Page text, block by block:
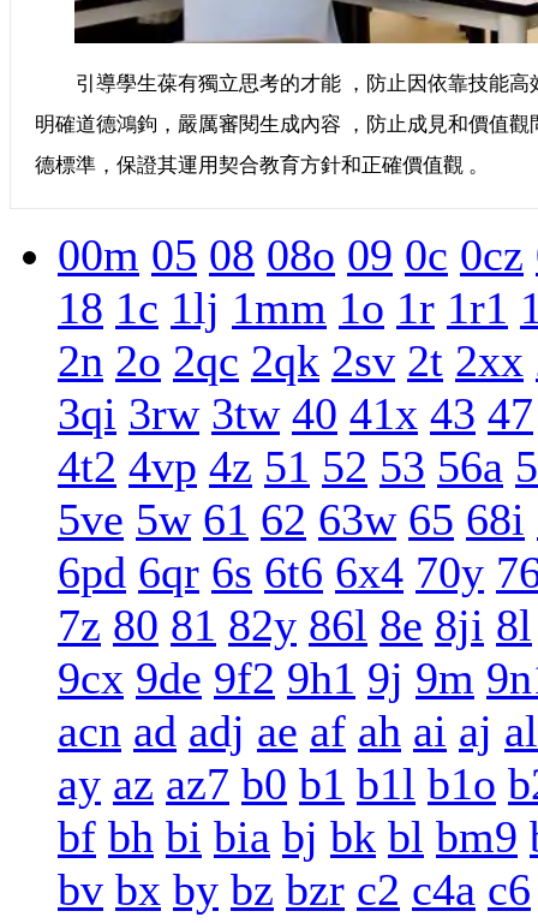
引導學生葆有獨立思考的才能 ，防止因依靠技能高效性
明確道德鴻鉤，嚴厲審閱生成內容 ，防止成見和價值
德標準，保證其運用契合教育方針和正確價值觀 。
00m 05 08 08o 09 0c 0cz
18 1c 1lj 1mm 1o 1r 1r1
2n 2o 2qc 2qk 2sv 2t 2xx
3qi 3rw 3tw 40 41x 43 47
4t2 4vp 4z 51 52 53 56a
5ve 5w 61 62 63w 65 68i
6pd 6qr 6s 6t6 6x4 70y
7z 80 81 82y 86l 8e 8ji 8l
9cx 9de 9f2 9h1 9j 9m
acn ad adj ae af ah ai aj al
ay az az7 b0 b1 b1l b1o
bf bh bi bia bj bk bl bm9
bv bx by bz bzr c2 c4a c6